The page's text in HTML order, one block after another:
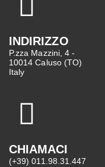
INDIRIZZO
P.zza Mazzini, 4 -
10014 Caluso (TO)
Italy
CHIAMACI
(+39) 011.98.31.447